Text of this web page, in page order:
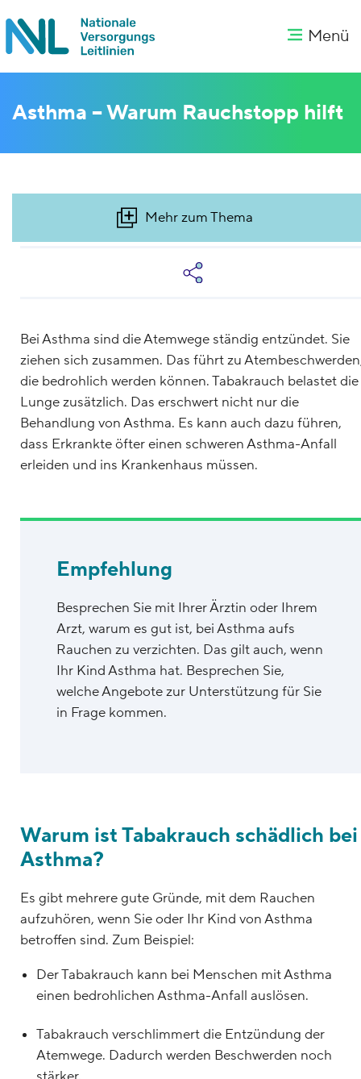
Menü
Asthma – Warum Rauchstopp hilft
Mehr zum Thema
Bei Asthma sind die Atemwege ständig entzündet. Sie
ziehen sich zusammen. Das führt zu
die bedrohlich werden können. Tabakrauch belastet die
Lunge zusätzlich. Das erschwert nicht nur die
Behandlung von Asthma. Es kann auch dazu führen,
dass Erkrankte öfter einen schweren Asthma-Anfall
erleiden und ins Krankenhaus müssen.
Empfehlung
Besprechen Sie mit Ihrer Ärztin oder Ihrem
Arzt, warum es gut ist, bei Asthma aufs
Rauchen zu verzichten. Das gilt auch, wenn
Ihr Kind Asthma hat. Besprechen Sie,
welche Angebote zur Unterstützung für Sie
in Frage kommen.
Warum ist Tabakrauch schädlich bei
Asthma?
Es gibt mehrere gute Gründe, mit dem Rauchen
aufzuhören, wenn Sie oder Ihr Kind von Asthma
betroffen sind. Zum Beispiel:
Der Tabakrauch kann bei Menschen mit Asthma
einen bedrohlichen Asthma-Anfall auslösen.
Tabakrauch verschlimmert die Entzündung der
Atemwege. Dadurch werden Beschwerden noch